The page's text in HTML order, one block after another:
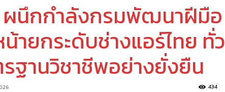
ผนึกกำลังกรมพัฒนาฝีมือ
ายกระดับช่างแอร์ไทย ทั่ว
รฐานวิชาชีพอย่างยั่งยืน
434